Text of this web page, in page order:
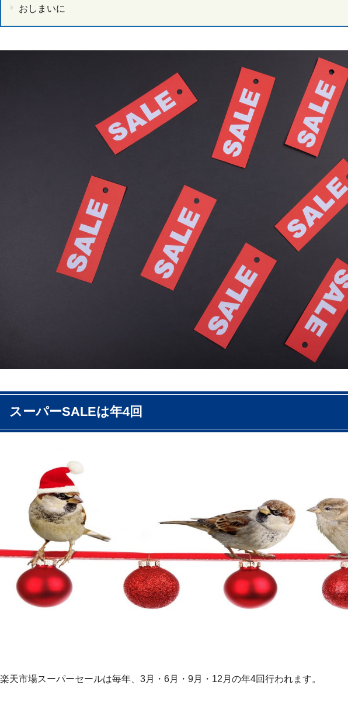
おしまいに
スーパーSALEは年4回
楽天市場スーパーセールは毎年、3月・6月・9月・12月の年4回行われます。